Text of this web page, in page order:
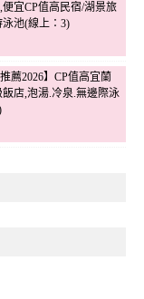
便宜CP值高民宿/湖景旅
池(線上：3)
薦2026】CP值高宜蘭
店,泡湯.冷泉.無邊際泳